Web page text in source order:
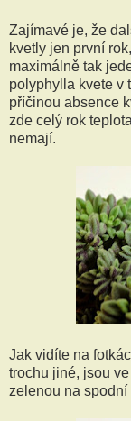
Zajímavé je, že
kvetly jen první
maximálně tak
polyphylla kvete v
příčinou absence
zde celý rok
nemají.
Jak vidíte na
trochu jiné, jsou
zelenou na